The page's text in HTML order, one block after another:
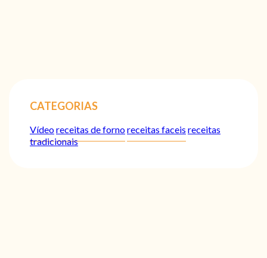
CATEGORIAS
Vídeoreceitas de fornoreceitas faceis receitas
tradicionais